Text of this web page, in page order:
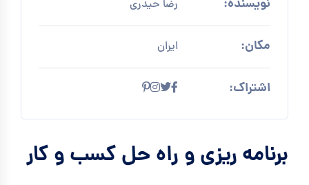
نویسنده: رضا حیدری
مکان: ایران
اشتراک:
برنامه ریزی و راه حل کسب و کار